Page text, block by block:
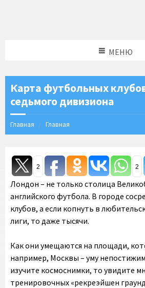
МЕНЮ
Карта футбольных
седьмого дивизиона
Главная Главная
2 2
Лондон – не только столица
английского футбола. В городе
клубов, а если копнуть в
лиги, то даже тысячи.
Как они умещаются на площади,
например, Москвы – уму
изучите космоснимки, то увидите
тренировочных «рекреэйшен